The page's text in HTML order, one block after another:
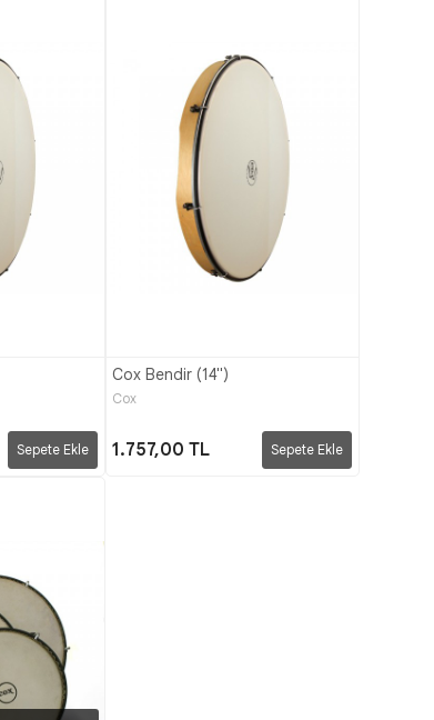
Sepete Ekle
Cox Bendir (14")
Cox
1.757,00 TL Sepete Ekle